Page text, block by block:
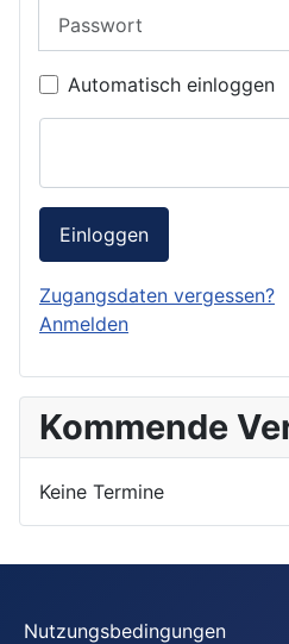
Automatisch einloggen
Einloggen
Zugangsdaten vergessen?
Anmelden
Kommende
Keine Termine
Nutzungsbedingungen